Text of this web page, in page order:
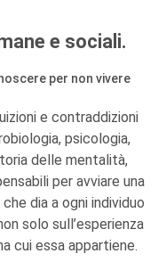
e sociali.
per non vivere
e contraddizioni
psicologia,
delle mentalità,
per avviare una
dia a ogni individuo
solo sull’esperienza
cui essa appartiene.